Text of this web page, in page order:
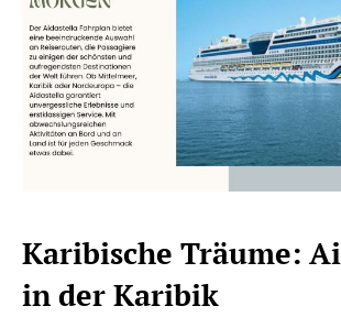
Karibische Träume:
in der Karibik